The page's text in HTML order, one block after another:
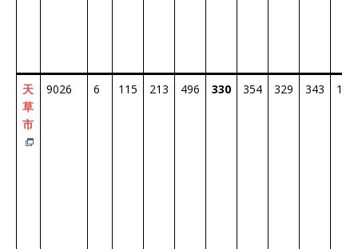
天
草
市
9026 6 115 213 496 330 354 329 343